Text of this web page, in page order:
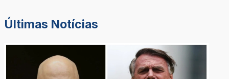
Últimas Notícias